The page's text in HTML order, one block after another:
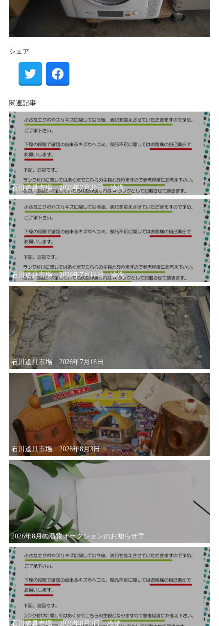
シェア
関連記事
石川道具市場 2026年7月28日 冷洗
石川道具市場 2026年7月18日 冷洗
石川道具市場 2026年7月18日
石川道具市場 2026年8月3日
2026年8月の着物オークションのお知らせ👘
石川道具市場 2026年8月3日 冷洗